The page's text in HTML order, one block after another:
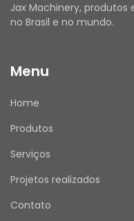
Jax Machinery, produtos
no Brasil e no mundo.
Menu
Home
Produtos
Serviços
Projetos realizados
Contato